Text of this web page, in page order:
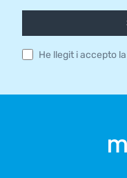
He llegit i accepto la